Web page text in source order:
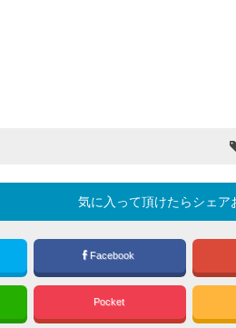
気に入って頂けたらシェア
Facebook
Pocket